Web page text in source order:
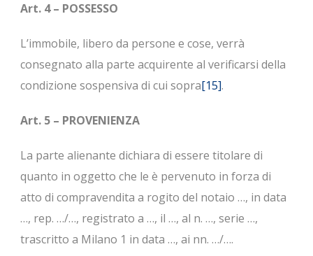
Art. 4 – POSSESSO
L’immobile, libero da persone e cose, verrà
consegnato alla parte acquirente al verificarsi della
condizione sospensiva di cui sopra[15].
Art. 5 – PROVENIENZA
La parte alienante dichiara di essere titolare di
quanto in oggetto che le è pervenuto in forza di
atto di compravendita a rogito del notaio …, in data
…, rep. …/…, registrato a …, il …, al n. …, serie …,
trascritto a Milano 1 in data …, ai nn. …/….